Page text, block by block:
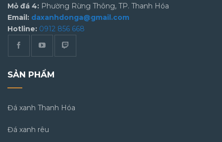
Mỏ đá 4: Phường Rừng Thông, TP. Thanh Hóa
Email: daxanhdonga@gmail.com
Hotline: 0912 856 668
SẢN PHẨM
Đá xanh Thanh Hóa
Đá xanh rêu